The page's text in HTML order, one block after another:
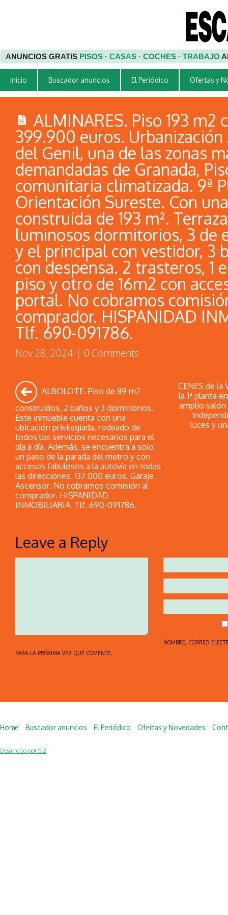
ANUNCIOS GRATIS PISOS · CASAS · COCHES · TRABAJO
Inicio Buscador anuncios El Periódico Ofertas y
ALMINARES. Piso 193 m2
399.900 euros.
del Genil, una de las zonas
demandadas de Granada,
comunitaria climatizada. 9ª
Orientación Sureste. Con
construida de 193 m².
luminosos dormitorios, 3 de
y el principal con vestidor, 3
con despensa. 2 trasteros, 1
piso y otro de 16m2 con
portal. No cobramos
comprador. HISPANIDAD
Tlf. 690-091786.
Nov 28, 2024 | 0 Comments
ALBOLOTE. Piso de 89 m2
construidos. 2 baños y 3 dormitorios.
Este inmueble cuenta con una
ubicación privilegiada, rodeado de
todos los servicios necesarios para el
día a día. Además, se encuentra a solo
un paso de la parada del metro y con
accesos fabulosos a la autovía en todas
las direcciones. 137.000 euros. Garaje.
Ascensor. No cobramos comisión al
comprador. HISPANIDAD
INMOBILIARIA. Tlf. 690-091786.
CENES de la
la 1ª planta
amplio
luces y
Leave a Reply
nombre, correo
para la próxima vez que comente.
Home Buscador anuncios El Periódico Ofertas y Novedades
Desarrollo por SI2